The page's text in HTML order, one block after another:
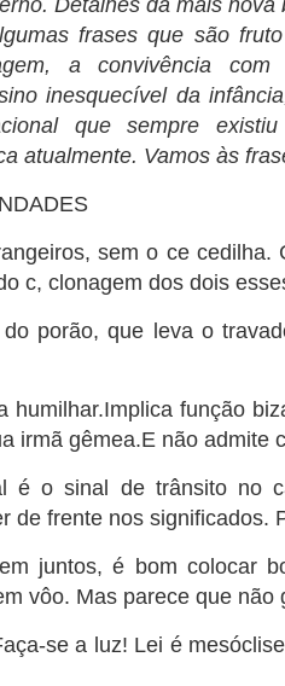
Detalhes da mais
frases que são
a convivência
inesquecível da
que sempre
atualmente. Vamos às
sem o ce cedilha.
c, clonagem dos dois
porão, que leva o
humilhar.Implica função
irmã gêmea.E não admite
é o sinal de trânsito no
de frente nos significados.
juntos, é bom colocar
vôo. Mas parece que não
se a luz! Lei é